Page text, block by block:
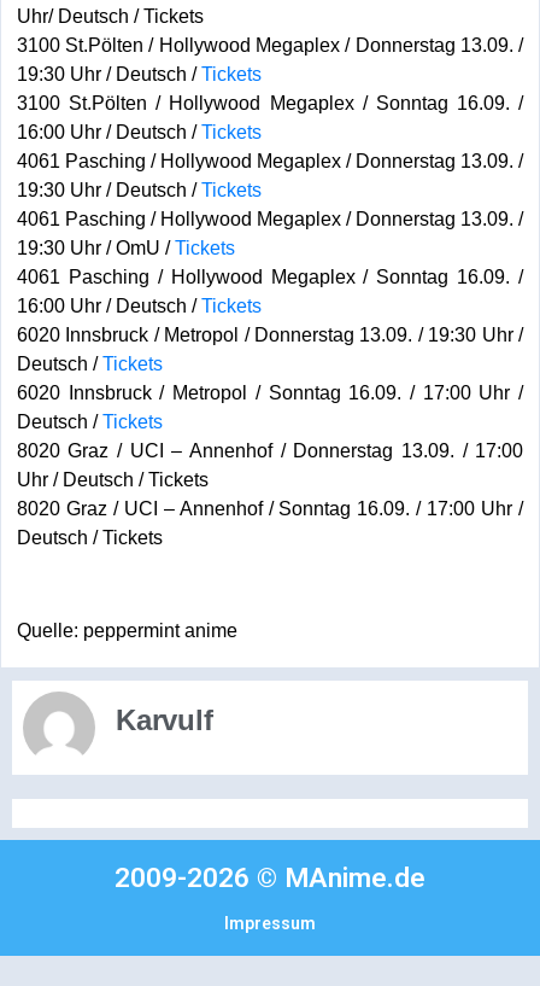
Uhr/ Deutsch / Tickets
3100 St.Pölten / Hollywood Megaplex / Donnerstag 13.09. /
19:30 Uhr / Deutsch /Tickets
3100 St.Pölten / Hollywood Megaplex / Sonntag 16.09. /
16:00 Uhr / Deutsch /Tickets
4061 Pasching / Hollywood Megaplex / Donnerstag 13.09. /
19:30 Uhr / Deutsch /Tickets
4061 Pasching / Hollywood Megaplex / Donnerstag 13.09. /
19:30 Uhr / OmU /Tickets
4061 Pasching / Hollywood Megaplex / Sonntag 16.09. /
16:00 Uhr / Deutsch /Tickets
6020 Innsbruck / Metropol / Donnerstag 13.09. / 19:30 Uhr /
Deutsch /Tickets
6020 Innsbruck / Metropol / Sonntag 16.09. / 17:00 Uhr /
Deutsch /Tickets
8020 Graz / UCI – Annenhof / Donnerstag 13.09. / 17:00
Uhr / Deutsch / Tickets
8020 Graz / UCI – Annenhof / Sonntag 16.09. / 17:00 Uhr /
Deutsch / Tickets
Quelle: peppermint anime
Karvulf
2009-2026 © MAnime.de
Impressum